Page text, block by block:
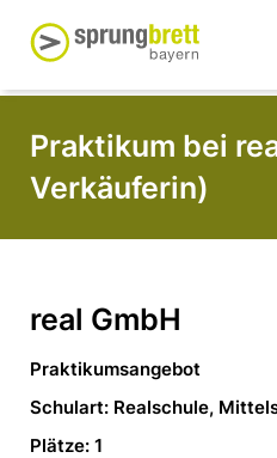
Praktikum bei
Verkäuferin)
real GmbH
Praktikumsangebot
Schulart: Realschule,
Plätze: 1